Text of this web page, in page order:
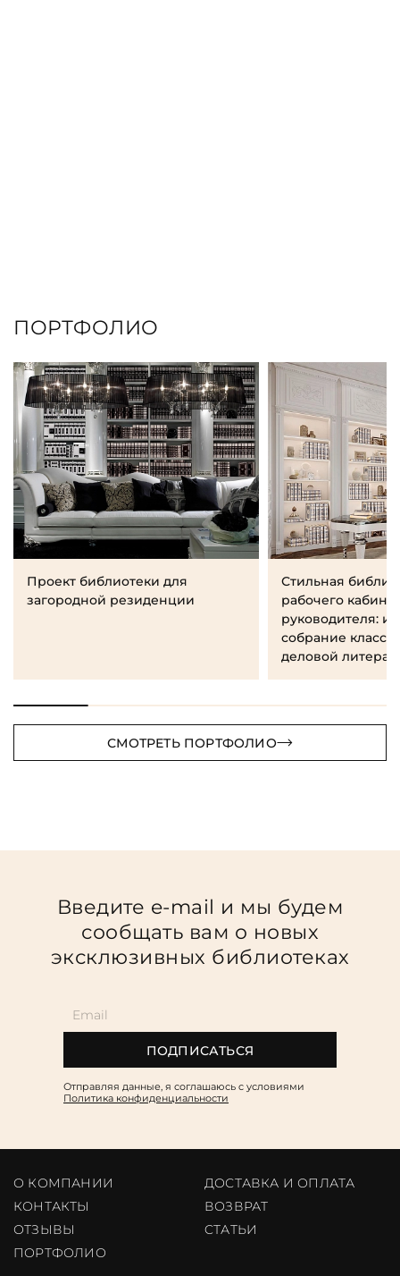
ПОРТФОЛИО
Проект библиотеки для
загородной резиденции
Стильная
рабочего
руководителя:
собрание
деловой
СМОТРЕТЬ ПОРТФОЛИО
Введите e-mail и мы будем
сообщать вам о новых
эксклюзивных библиотеках
ПОДПИСАТЬСЯ
Отправляя данные, я соглашаюсь c условиями
Политика конфиденциальности
О КОМПАНИИ
ДОСТАВКА И ОПЛАТА
КОНТАКТЫ
ВОЗВРАТ
ОТЗЫВЫ
CТАТЬИ
ПОРТФОЛИО